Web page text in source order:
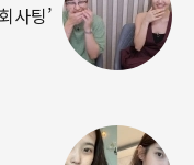
사팅’